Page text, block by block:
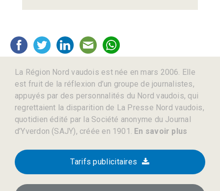
La Région Nord vaudois est née en mars 2006. Elle
est fruit de la réflexion d’un groupe de journalistes,
appuyés par des personnalités du Nord vaudois, qui
regrettaient la disparition de La Presse Nord vaudois,
quotidien édité par la Société anonyme du Journal
d’Yverdon (SAJY), créée en 1901. En savoir plus
Tarifs publicitaires